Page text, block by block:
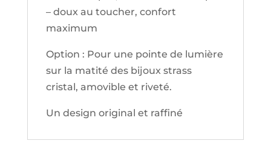
– doux au toucher, confort
maximum
Option : Pour une pointe de lumière
sur la matité des bijoux strass
cristal, amovible et riveté.
Un design original et raffiné